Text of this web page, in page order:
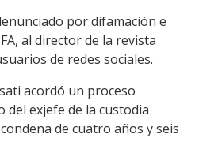
por difamación e
al director de la revista
de redes sociales.
acordó un proceso
del exjefe de la custodia
de cuatro años y seis